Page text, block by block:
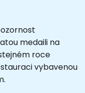
medaili na
roce
vybavenou